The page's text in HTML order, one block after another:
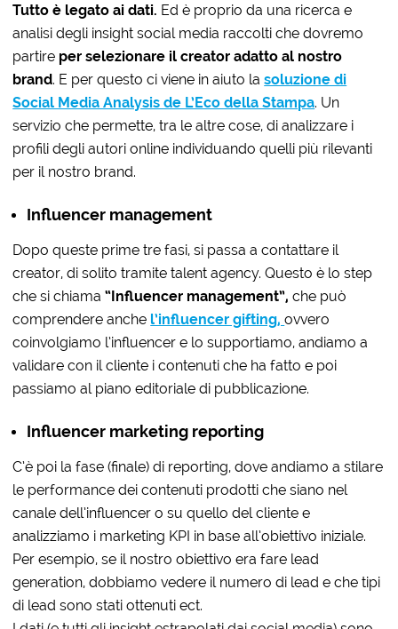
Tutto è legato ai dati. Ed è proprio da una ricerca e
analisi degli insight social media raccolti che dovremo
partire per selezionare il creator adatto al nostro
brand. E per questo ci viene in aiuto lasoluzione di
Social Media Analysis de L’Eco della Stampa. Un
servizio che permette, tra le altre cose, di analizzare i
profili degli autori online individuando quelli più rilevanti
per il nostro brand.
Influencer management
Dopo queste prime tre fasi, si passa a contattare il
creator, di solito tramite talent agency. Questo è lo step
che si chiama“Influencer management”,che può
comprendere anche l’influencer gifting,ovvero
coinvolgiamo l’influencer e lo supportiamo, andiamo a
validare con il cliente i contenuti che ha fatto e poi
passiamo al piano editoriale di pubblicazione.
Influencer marketing reporting
C’è poi la fase (finale) di reporting, dove andiamo a stilare
le performance dei contenuti prodotti che siano nel
canale dell’influencer o su quello del cliente e
analizziamo i marketing KPI in base all’obiettivo iniziale.
Per esempio, se il nostro obiettivo era fare lead
generation, dobbiamo vedere il numero di lead e che tipi
di lead sono stati ottenuti ect.